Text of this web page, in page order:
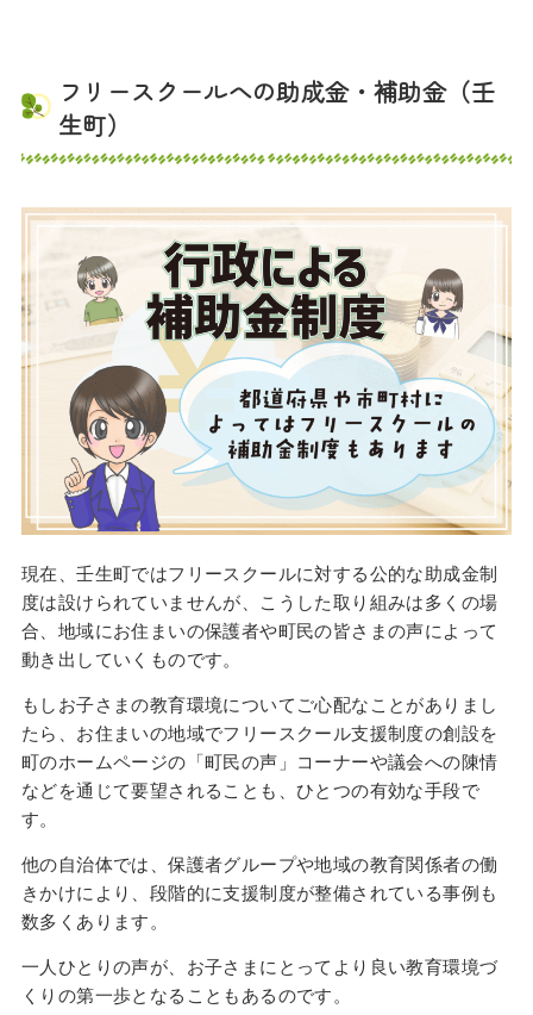
フリースクールへの助成金・補助金（壬
生町）
現在、壬生町ではフリースクールに対する公的な助成金制
度は設けられていませんが、こうした取り組みは多くの場
合、地域にお住まいの保護者や町民の皆さまの声によって
動き出していくものです。
もしお子さまの教育環境についてご心配なことがありまし
たら、お住まいの地域でフリースクール支援制度の創設を
町のホームページの「町民の声」コーナーや議会への陳情
などを通じて要望されることも、ひとつの有効な手段で
す。
他の自治体では、保護者グループや地域の教育関係者の働
きかけにより、段階的に支援制度が整備されている事例も
数多くあります。
一人ひとりの声が、お子さまにとってより良い教育環境づ
くりの第一歩となることもあるのです。